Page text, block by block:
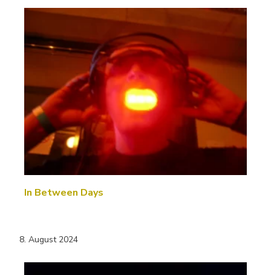
In Between Days
8. August 2024